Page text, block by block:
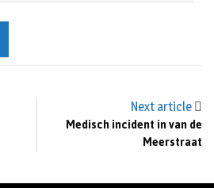
Next article
Medisch incident in van de
Meerstraat